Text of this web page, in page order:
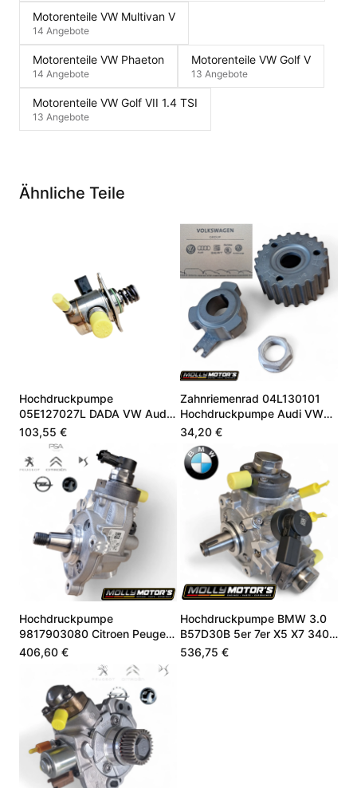
Motorenteile VW Multivan V
14 Angebote
Motorenteile VW Phaeton
14 Angebote
Motorenteile VW Golf V
13 Angebote
Motorenteile VW Golf VII 1.4 TSI
13 Angebote
Ähnliche Teile
Hochdruckpumpe
05E127027L DADA VW Audi
Skoda Cupra 1.5 TSI
103,55 €
Zahnriemenrad 04L130101
Hochdruckpumpe Audi VW
Skoda 2.0 TDI
34,20 €
Hochdruckpumpe
9817903080 Citroen Peugeot
1.5 BlueHDi DV5RC
406,60 €
Hochdruckpumpe BMW 3.0
B57D30B 5er 7er X5 X7 340
PS 13518599201
536,75 €